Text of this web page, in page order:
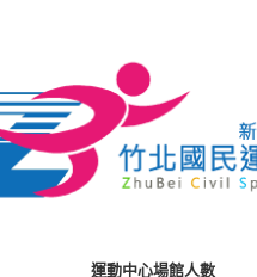
運動中心場館人數